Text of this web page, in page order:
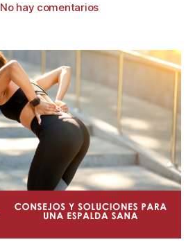
No hay comentarios